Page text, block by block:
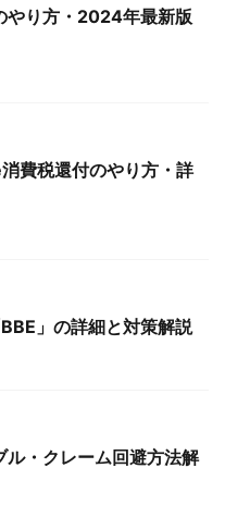
やり方・2024年最新版
費税還付のやり方・詳
」の詳細と対策解説
・クレーム回避方法解